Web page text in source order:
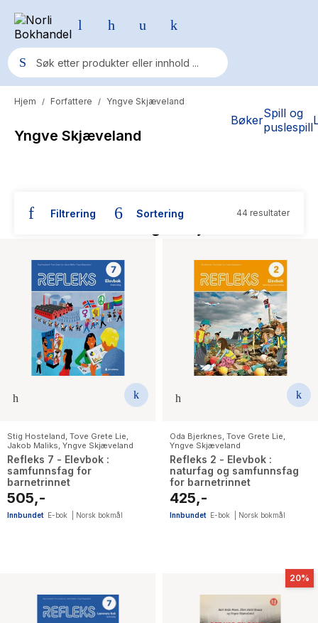
BøkerSpill og
puslespill
Populære søk
Pokemon
Yesteryear
Hitster
Hypopressiv trening
The Housemaid
Hjem / Forfattere / Yngve Skjæveland
Yngve Skjæveland
Filtrering Sortering 44 resultater
Stig Hosteland Tove Grete Lie
Jakob Maliks Yngve Skjæveland
Refleks 7 - Elevbok :
samfunnsfag for
barnetrinnet
505,-
Innbundet E-bok Norsk bokmål
Oda Bjerknes Tove Grete Lie
Yngve Skjæveland
Refleks 2 - Elevbok :
naturfag og samfunnsfag
for barnetrinnet
425,-
Innbundet E-bok Norsk bokmål
20%